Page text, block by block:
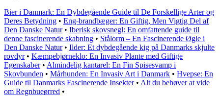
Bier i Danmark: En Dybdegående Guide til De Forskellige Arter og
Deres Betydning • Eng-brandbæger: En Giftig, Men Vigtig Del af
Den Danske Natur• Iberisk skovsnegl: En omfattende guide til
denne fascinerende skabning • Stålorm – En Fascinerende Øgle i
Den Danske Natur• Ilder: Et dybdegående kig på Danmarks skjulte
rovdyr• Kæmpebjørneklo: En Invasiv Plante med Giftige
Egenskaber• Almindelig kantarel: En Fin Spisesvamp i
Skovbunden • Mårhunden: En Invasiv Art i Danmark • Hvepse: En
Guide til Danmarks Fascinerende Insekter• Alt du behøver at vide
om Regnbueørred •